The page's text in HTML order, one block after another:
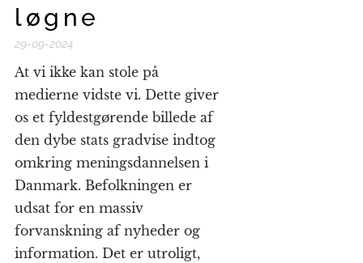
løgne
29-09-2024
At vi ikke kan stole på
medierne vidste vi. Dette giver
os et fyldestgørende billede af
den dybe stats gradvise indtog
omkring meningsdannelsen i
Danmark. Befolkningen er
udsat for en massiv
forvanskning af nyheder og
information. Det er utroligt,